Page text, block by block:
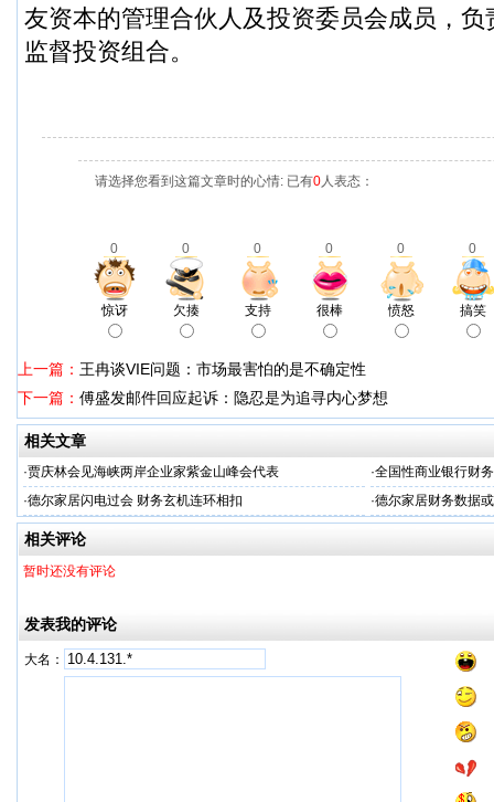
友资本的管理合伙人及投资委员会成员，
监督投资组合。
请选择您看到这篇文章时的心情: 已有0人表态：
0 0 0 0 0 0
惊讶 欠揍 支持 很棒 愤怒 搞笑
上一篇： 王冉谈VIE问题：市场最害怕的是不确定性
下一篇： 傅盛发邮件回应起诉：隐忍是为追寻内心梦想
相关文章
·贾庆林会见海峡两岸企业家紫金山峰会代表 ·全国性商业银行财
·德尔家居闪电过会 财务玄机连环相扣 ·德尔家居财务数据
相关评论
暂时还没有评论
发表我的评论
大名：